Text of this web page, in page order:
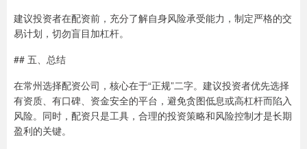
建议投资者在配资前，充分了解自身风险承受能力，制定严格的交
易计划，切勿盲目加杠杆。
## 五、总结
在常州选择配资公司，核心在于“正规”二字。建议投资者优先选择
有资质、有口碑、资金安全的平台，避免贪图低息或高杠杆而陷入
风险。同时，配资只是工具，合理的投资策略和风险控制才是长期
盈利的关键。